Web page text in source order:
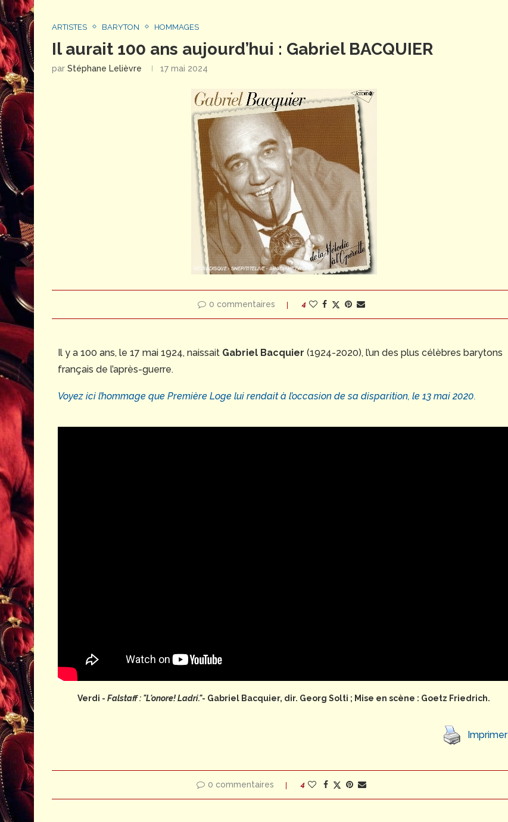
ARTISTES BARYTON HOMMAGES
Il aurait 100 ans aujourd’hui : Gabriel BACQUIER
par Stéphane Lelièvre 17 mai 2024
0 commentaires 4
Il y a 100 ans, le 17 mai 1924, naissait Gabriel Bacquier (1924-2020), l’un des plus célèbres barytons
français de l’après-guerre.
Voyez ici l’hommage que Première Loge lui rendait à l’occasion de sa disparition, le 13 mai 2020.
Verdi -Falstaff : "L'onore! Ladri."- Gabriel Bacquier, dir. Georg Solti ; Mise en scène : Goetz Friedrich.
Imprimer
0 commentaires 4